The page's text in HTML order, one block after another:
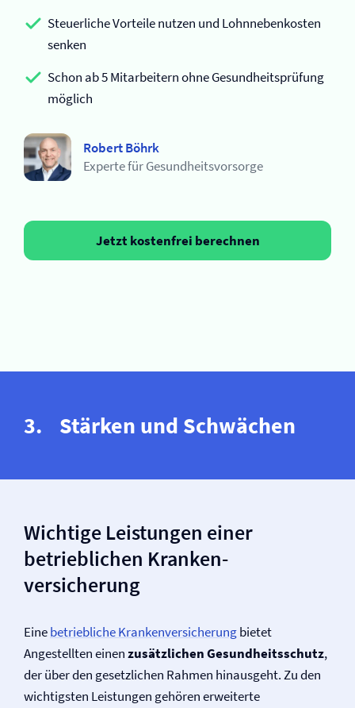
Steuerliche Vorteile nutzen und Lohnnebenkosten
senken
Schon ab 5 Mitarbeitern ohne Gesundheitsprüfung
möglich
Robert Böhrk
Experte für Gesundheitsvorsorge
Jetzt kostenfrei berechnen
Stärken und Schwächen
Wichtige Leistungen einer
betrieblichen Kranken­
versicherung
Einebetriebliche Kranken­versicherungbietet
Angestellten einenzusätzlichen Gesundheitsschutz,
der über den gesetzlichen Rahmen hinausgeht. Zu den
wichtigsten Leistungen gehören erweiterte